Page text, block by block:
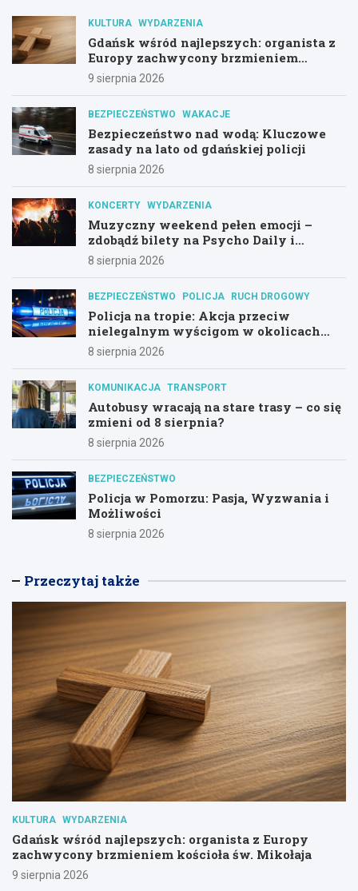
KULTURA WYDARZENIA
Gdańsk wśród najlepszych: organista z
Europy zachwycony brzmieniem
kościoła św. Mikołaja
9 sierpnia 2026
BEZPIECZEŃSTWO WAKACJE
Bezpieczeństwo nad wodą: Kluczowe
zasady na lato od gdańskiej policji
8 sierpnia 2026
KONCERTY WYDARZENIA
Muzyczny weekend pełen emocji –
zdobądź bilety na Psycho Daily i
Alternatywny Las!
8 sierpnia 2026
BEZPIECZEŃSTWO POLICJA RUCH DROGOWY
Policja na tropie: Akcja przeciw
nielegalnym wyścigom w okolicach
Hali Olivia
8 sierpnia 2026
KOMUNIKACJA TRANSPORT
Autobusy wracają na stare trasy – co się
zmieni od 8 sierpnia?
8 sierpnia 2026
BEZPIECZEŃSTWO
Policja w Pomorzu: Pasja, Wyzwania i
Możliwości
8 sierpnia 2026
Przeczytaj także
KULTURA WYDARZENIA
Gdańsk wśród najlepszych: organista z Europy
zachwycony brzmieniem kościoła św. Mikołaja
9 sierpnia 2026